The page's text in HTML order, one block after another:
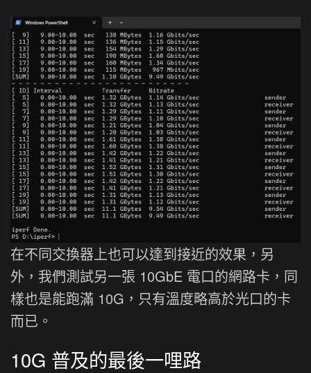
在不同交換器上也可以達到接近的效果，另
外，我們測試另一張 10GbE 電口的網路卡，同
樣也是能跑滿 10G，只有溫度略高於光口的卡
而已。
10G 普及的最後一哩路